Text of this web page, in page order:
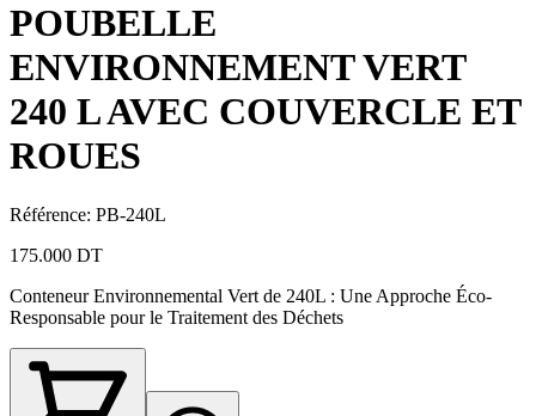
POUBELLE
ENVIRONNEMENT VERT
240 L AVEC COUVERCLE ET
ROUES
Référence: PB-240L
175.000 DT
Conteneur Environnemental Vert de 240L : Une Approche Éco-
Responsable pour le Traitement des Déchets